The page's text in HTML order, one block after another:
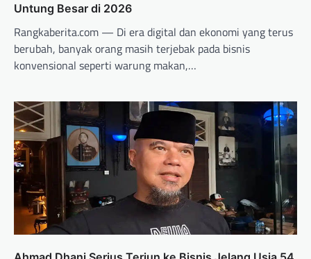
Untung Besar di 2026
Rangkaberita.com — Di era digital dan ekonomi yang terus
berubah, banyak orang masih terjebak pada bisnis
konvensional seperti warung makan,…